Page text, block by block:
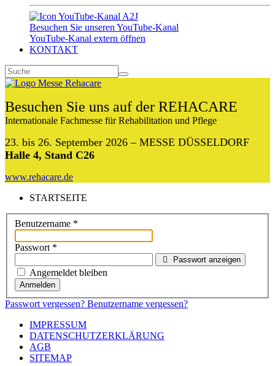
Besuchen Sie unseren YouTube-Kanal
YouTube-Kanal extern öffnen
KONTAKT
Besuchen Sie uns auf der REHACARE
Internationale Fachmesse für Rehabilitation und Pflege
23. bis 26. September 2026 – MESSE DÜSSELDORF
Halle 4, Stand C26
www.rehacare.de
STARTSEITE
Benutzername *
Passwort *
Passwort anzeigen
Angemeldet bleiben
Anmelden
Passwort vergessen? Benutzername vergessen?
IMPRESSUM
DATENSCHUTZERKLÄRUNG
AGB
SITEMAP